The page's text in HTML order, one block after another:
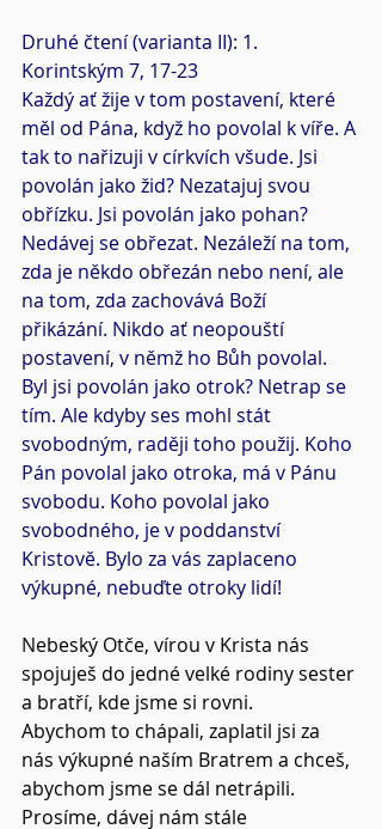
Druhé čtení (varianta II): 1.
Korintským 7, 17-23
Každý ať žije v tom postavení, které
měl od Pána, když ho povolal k víře. A
tak to nařizuji v církvích všude. Jsi
povolán jako žid? Nezatajuj svou
obřízku. Jsi povolán jako pohan?
Nedávej se obřezat. Nezáleží na tom,
zda je někdo obřezán nebo není, ale
na tom, zda zachovává Boží
přikázání. Nikdo ať neopouští
postavení, v němž ho Bůh povolal.
Byl jsi povolán jako otrok? Netrap se
tím. Ale kdyby ses mohl stát
svobodným, raději toho použij. Koho
Pán povolal jako otroka, má v Pánu
svobodu. Koho povolal jako
svobodného, je v poddanství
Kristově. Bylo za vás zaplaceno
výkupné, nebuďte otroky lidí!
Nebeský Otče, vírou v Krista nás
spojuješ do jedné velké rodiny sester
a bratří, kde jsme si rovni.
Abychom to chápali, zaplatil jsi za
nás výkupné naším Bratrem a chceš,
abychom jsme se dál netrápili.
Prosíme, dávej nám stále